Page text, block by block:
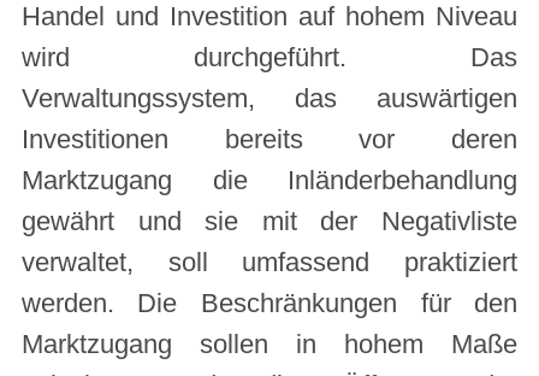
Handel und Investition auf hohem Niveau
wird durchgeführt. Das
Verwaltungssystem, das auswärtigen
Investitionen bereits vor deren
Marktzugang die Inländerbehandlung
gewährt und sie mit der Negativliste
verwaltet, soll umfassend praktiziert
werden. Die Beschränkungen für den
Marktzugang sollen in hohem Maße